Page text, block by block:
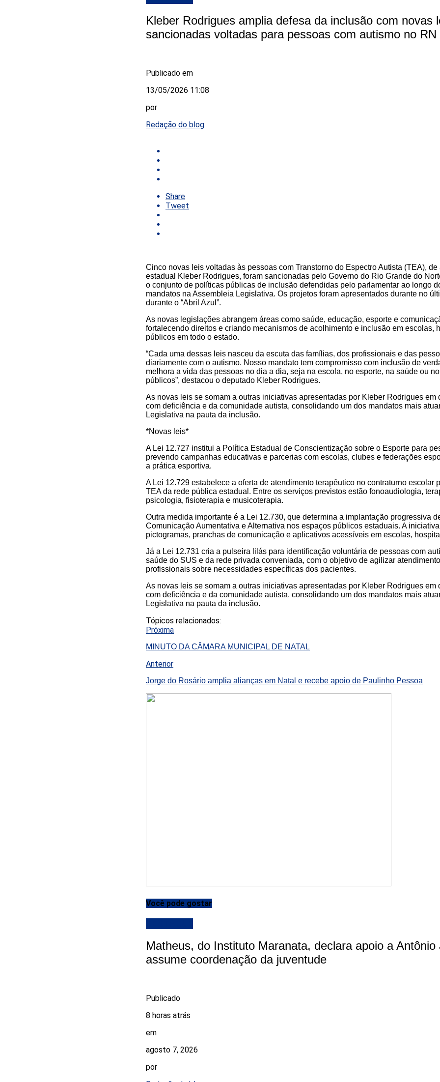
Kleber Rodrigues amplia defesa da inclusão com novas
sancionadas voltadas para pessoas com autismo no RN
Publicado em
13/05/2026 11:08
por
Redação do blog
Share
Tweet
Cinco novas leis voltadas às pessoas com Transtorno do Espectro Autista (TEA),
estadual Kleber Rodrigues, foram sancionadas pelo Governo do Rio Grande do
o conjunto de políticas públicas de inclusão defendidas pelo parlamentar ao longo
mandatos na Assembleia Legislativa. Os projetos foram apresentados durante no
durante o “Abril Azul”.
As novas legislações abrangem áreas como saúde, educação, esporte e
fortalecendo direitos e criando mecanismos de acolhimento e inclusão em escolas,
públicos em todo o estado.
“Cada uma dessas leis nasceu da escuta das famílias, dos profissionais e das
diariamente com o autismo. Nosso mandato tem compromisso com inclusão de
melhora a vida das pessoas no dia a dia, seja na escola, no esporte, na saúde ou
públicos”, destacou o deputado Kleber Rodrigues.
As novas leis se somam a outras iniciativas apresentadas por Kleber Rodrigues em
com deficiência e da comunidade autista, consolidando um dos mandatos mais
Legislativa na pauta da inclusão.
*Novas leis*
A Lei 12.727 institui a Política Estadual de Conscientização sobre o Esporte para
prevendo campanhas educativas e parcerias com escolas, clubes e federações
a prática esportiva.
A Lei 12.729 estabelece a oferta de atendimento terapêutico no contraturno escolar
TEA da rede pública estadual. Entre os serviços previstos estão fonoaudiologia,
psicologia, fisioterapia e musicoterapia.
Outra medida importante é a Lei 12.730, que determina a implantação progressiva
Comunicação Aumentativa e Alternativa nos espaços públicos estaduais. A
pictogramas, pranchas de comunicação e aplicativos acessíveis em escolas,
Já a Lei 12.731 cria a pulseira lilás para identificação voluntária de pessoas com
saúde do SUS e da rede privada conveniada, com o objetivo de agilizar
profissionais sobre necessidades específicas dos pacientes.
As novas leis se somam a outras iniciativas apresentadas por Kleber Rodrigues em
com deficiência e da comunidade autista, consolidando um dos mandatos mais
Legislativa na pauta da inclusão.
Tópicos relacionados:
Próxima
MINUTO DA CÂMARA MUNICIPAL DE NATAL
Anterior
Jorge do Rosário amplia alianças em Natal e recebe apoio de Paulinho Pessoa
Você pode gostar
Matheus, do Instituto Maranata, declara apoio a Antônio
assume coordenação da juventude
Publicado
8 horas atrás
em
agosto 7, 2026
por